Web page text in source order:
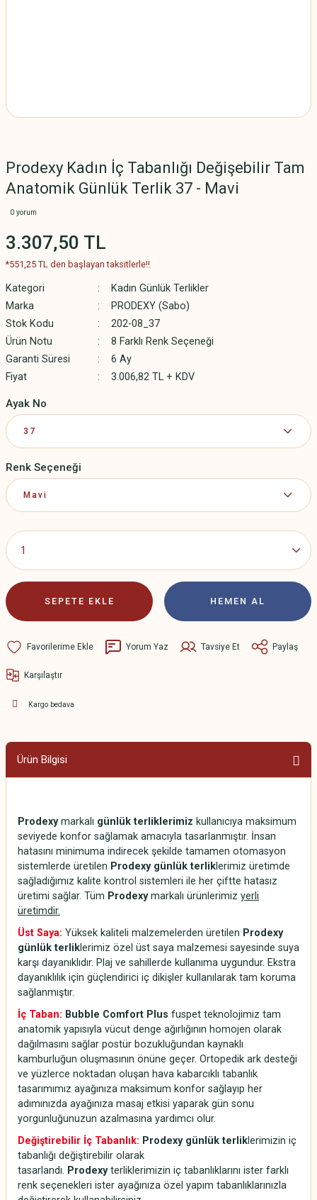
Prodexy Kadın İç Tabanlığı Değişebilir Tam
Anatomik Günlük Terlik 37 - Mavi
0 yorum
3.307,50 TL
*551,25 TL den başlayan taksitlerle!!
Kategori
Kadın Günlük Terlikler
Marka
PRODEXY (Sabo)
Stok Kodu
202-08_37
Ürün Notu
8 Farklı Renk Seçeneği
Garanti Süresi
6 Ay
Fiyat
3.006,82 TL + KDV
Ayak No
Renk Seçeneği
SEPETE EKLE HEMEN AL
Yorum Yaz Tavsiye Et Paylaş
Karşılaştır
Kargo bedava
Ürün Bilgisi
Prodexymarkalı günlük terliklerimiz kullanıcıya maksimum
seviyede konfor sağlamak amacıyla tasarlanmıştır. İnsan
hatasını minimuma indirecek şekilde tamamen otomasyon
sistemlerde üretilen Prodexy günlük terliklerimiz üretimde
sağladığımız kalite kontrol sistemleri ile her çiftte hatasız
üretimi sağlar. Tüm Prodexymarkalı ürünlerimiz yerli
üretimdir.
Üst Saya: Yüksek kaliteli malzemelerden üretilen Prodexy
günlük terliklerimiz özel üst saya malzemesi sayesinde suya
karşı dayanıklıdır. Plaj ve sahillerde kullanıma uygundur. Ekstra
dayanıklılık için güçlendirici iç dikişler kullanılarak tam koruma
sağlanmıştır.
İç Taban: Bubble Comfort Plus fuspet teknolojimiz tam
anatomik yapısıyla vücut denge ağırlığının homojen olarak
dağılmasını sağlar postür bozukluğundan kaynaklı
kamburluğun oluşmasının önüne geçer. Ortopedik ark desteği
ve yüzlerce noktadan oluşan hava kabarcıklı tabanlık
tasarımımız ayağınıza maksimum konfor sağlayıp her
adımınızda ayağınıza masaj etkisi yaparak gün sonu
yorgunluğunuzun azalmasına yardımcı olur.
Değiştirebilir İç Tabanlık: Prodexy günlük terliklerimizin iç
tabanlığı değiştirebilir olarak
tasarlandı. Prodexyterliklerimizin iç tabanlıklarını ister farklı
renk seçenekleri ister ayağınıza özel yapım tabanlıklarınızla